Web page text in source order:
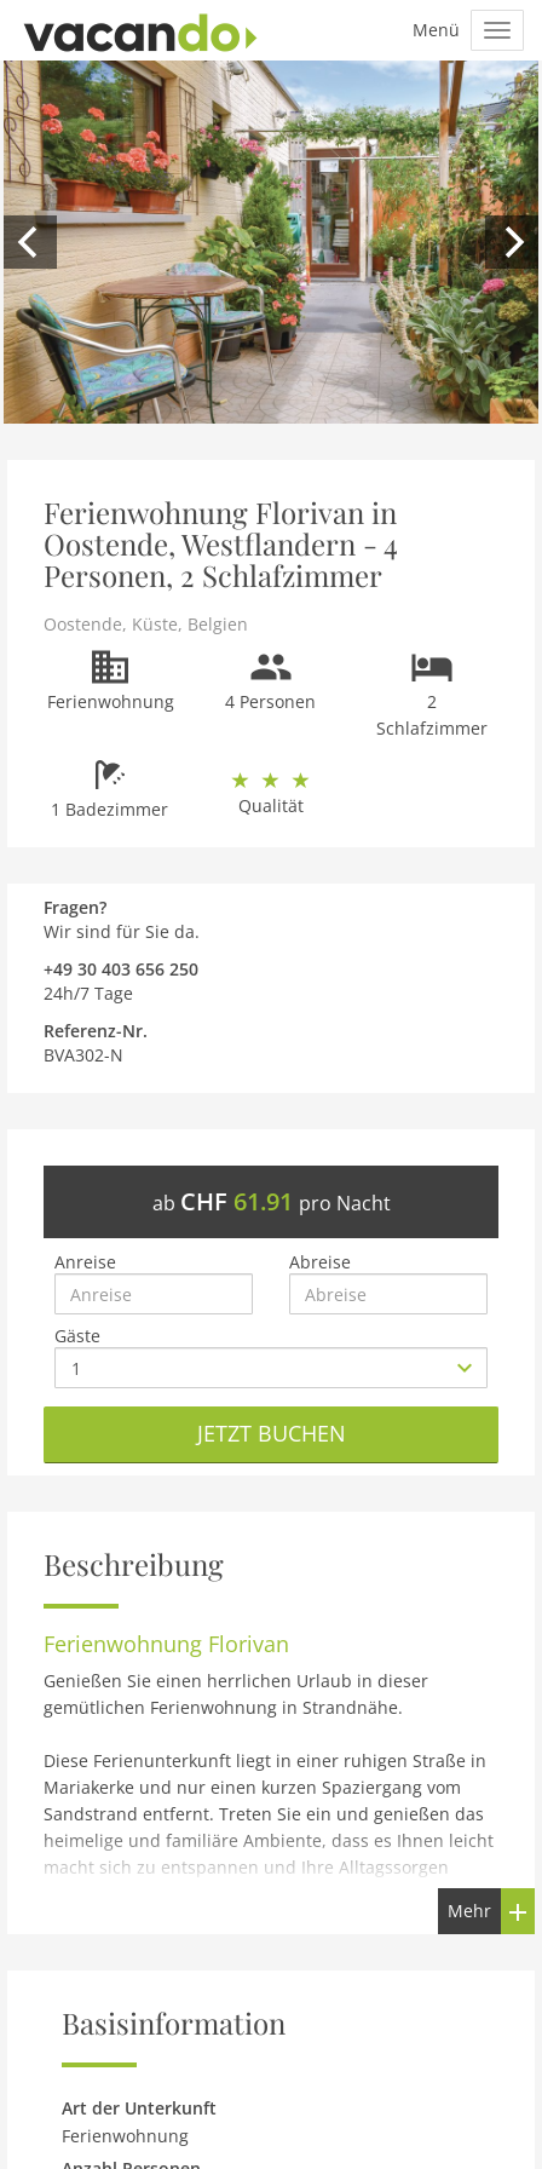
Ferienwohnung Florivan in
Oostende, Westflandern - 4
Personen, 2 Schlafzimmer
Oostende, Küste, Belgien
Ferienwohnung 4 Personen
2
Schlafzimmer
1 Badezimmer Qualität
Fragen?
Wir sind für Sie da.
+49 30 403 656 250
24h/7 Tage
Referenz-Nr.
BVA302-N
ab CHF 61.91 pro Nacht
Anreise Abreise
Gäste
JETZT BUCHEN
Beschreibung
Ferienwohnung Florivan
Genießen Sie einen herrlichen Urlaub in dieser
gemütlichen Ferienwohnung in Strandnähe.
Diese Ferienunterkunft liegt in einer ruhigen Straße in
Mariakerke und nur einen kurzen Spaziergang vom
Sandstrand entfernt. Treten Sie ein und genießen das
heimelige und familiäre Ambiente, dass es Ihnen leicht
macht sich zu entspannen und Ihre Alltagssorgen
hinter sich zu lassen. Gehen Sie Ihrem Ferienalltag auf
den zwei Etagen nach und finden Ihre Nachtruhe im
auf die überdachte Terrasse, so dass Sie bei allen
Wetterbedingungen geschützt sitzen können. Der
kleine offene Hof ist gut geschützt, so dass Sie nie unter
Mehr
Basisinformation
Art der Unterkunft
Ferienwohnung